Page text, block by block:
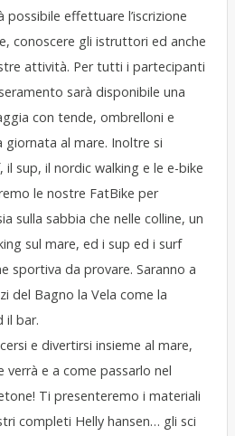
effettuare l’iscrizione
conoscere gli istruttori ed anche
attività. Per tutti i partecipanti
sarà disponibile una
con tende, ombrelloni e
giornata al mare. Inoltre si
sup, il nordic walking e le e-bike
le nostre FatBike per
sulla sabbia che nelle colline, un
sul mare, ed i sup ed i surf
sportiva da provare. Saranno a
del Bagno la Vela come la
il bar.
e divertirsi insieme al mare,
verrà e a come passarlo nel
Ti presenteremo i materiali
completi Helly hansen… gli sci